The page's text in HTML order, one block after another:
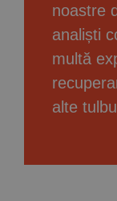
noastre
analiști
multă
alte